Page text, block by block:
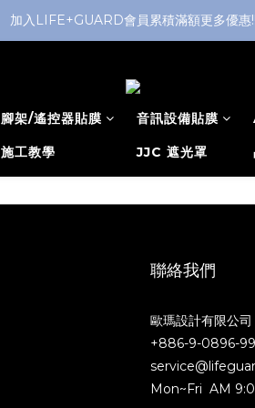
加入LIFE+GUARD會員累積滿額更多優惠!!
腳架/遙控器貼膜 音訊設備貼膜
施工教學 JJC 遮光罩
聯絡我們
歐瑪設計有限公司
+886-9-0896-
Mon~Fri AM